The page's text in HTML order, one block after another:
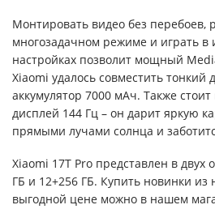
Монтировать видео без перебоев,
многозадачном режиме и играть в
настройках позволит мощный
Xiaomi удалось совместить тонкий
аккумулятор 7000 мАч. Также
дисплей 144 Гц – он дарит яркую
прямыми лучами солнца и
Xiaomi 17T Pro представлен в двух
ГБ и 12+256 ГБ. Купить новинки из
выгодной цене можно в нашем